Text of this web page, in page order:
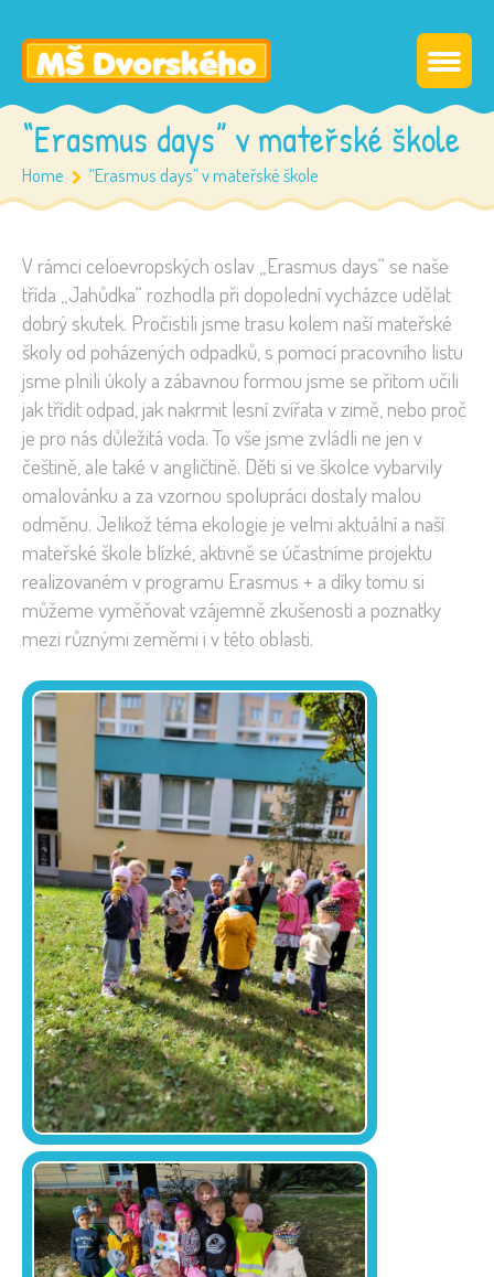
“Erasmus days” v mateřské škole
Home “Erasmus days” v mateřské škole
V rámci celoevropských oslav „Erasmus days“ se naše
třída „Jahůdka“ rozhodla při dopolední vycházce udělat
dobrý skutek. Pročistili jsme trasu kolem naší mateřské
školy od poházených odpadků, s pomocí pracovního listu
jsme plnili úkoly a zábavnou formou jsme se přitom učili
jak třídit odpad, jak nakrmit lesní zvířata v zimě, nebo proč
je pro nás důležitá voda. To vše jsme zvládli ne jen v
češtině, ale také v angličtině. Děti si ve školce vybarvily
omalovánku a za vzornou spolupráci dostaly malou
odměnu. Jelikož téma ekologie je velmi aktuální a naší
mateřské škole blízké, aktivně se účastníme projektu
realizovaném v programu Erasmus + a díky tomu si
můžeme vyměňovat vzájemně zkušenosti a poznatky
mezi různými zeměmi i v této oblasti.